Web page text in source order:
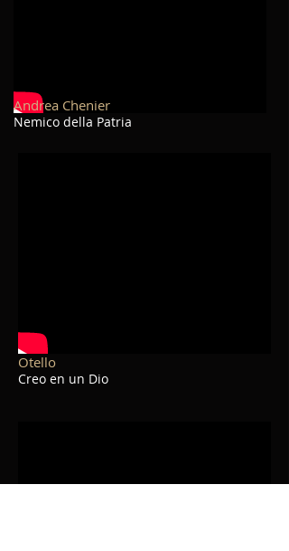
Otello
Creo en un Dio
Andrea Chenier
Nemico della Patria